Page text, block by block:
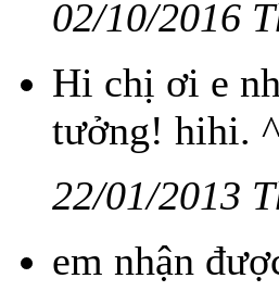
02/10/2016
Hi chị ơi e
tưởng! hihi.
22/01/2013
em nhận